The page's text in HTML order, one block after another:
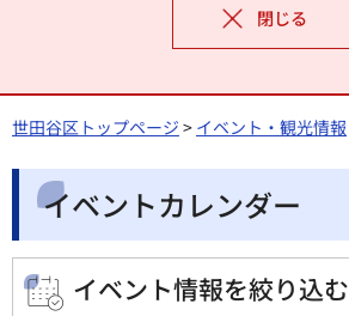
閉じる
世田谷区トップページ > イベント・観光情報
イベントカレンダー
イベント情報を絞り込む